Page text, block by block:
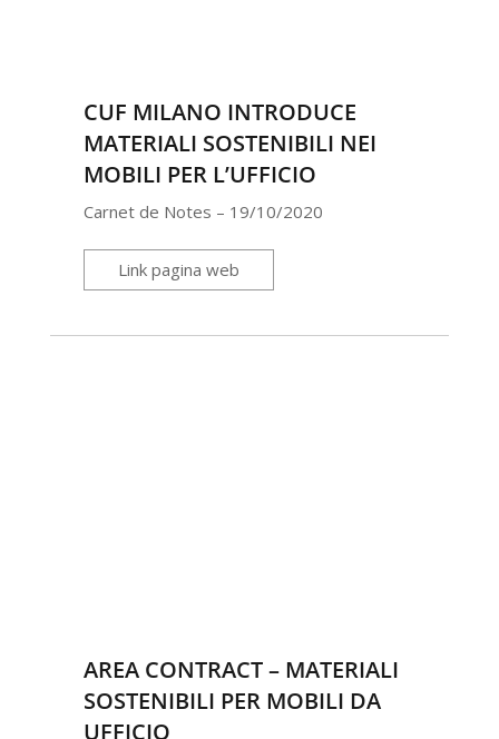
CUF MILANO INTRODUCE
MATERIALI SOSTENIBILI NEI
MOBILI PER L’UFFICIO
Carnet de Notes – 19/10/2020
Link pagina web
AREA CONTRACT – MATERIALI
SOSTENIBILI PER MOBILI DA
UFFICIO